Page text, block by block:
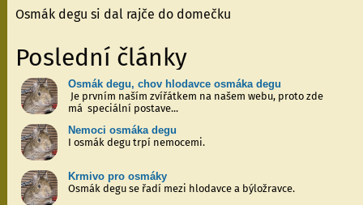
Osmák degu si dal rajče do domečku
Poslední články
Osmák degu, chov hlodavce osmáka degu
Je prvním naším zvířátkem na našem webu, proto zde
má speciální postave...
Nemoci osmáka degu
I osmák degu trpí nemocemi.
Krmivo pro osmáky
​ Osmák degu se řadí mezi hlodavce a býložravce.